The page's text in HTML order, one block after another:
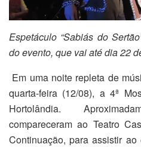
Espetáculo “Sabiás do
do evento, que vai até dia 22
Em uma noite repleta de
quarta-feira (12/08), a 4ª
Hortolândia.
compareceram ao Teatro
Continuação, para assistir ao